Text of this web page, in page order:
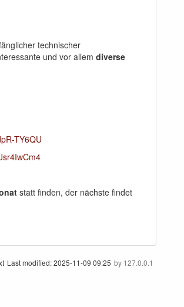
technischer
und vor allemdiverse
TY6QU
statt finden, der nächste findet
Last modified:2025-11-09 09:25 by 127.0.0.1